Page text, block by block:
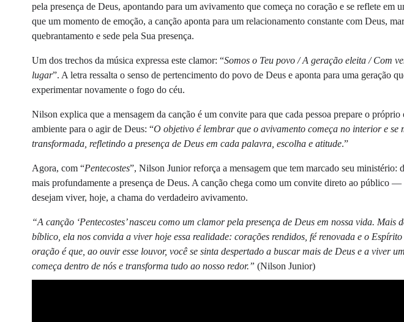
pela presença de Deus, apontando para um avivamento que começa no coração e se reflete em
que um momento de emoção, a canção aponta para um relacionamento constante com Deus,
quebrantamento e sede pela Sua presença.
Um dos trechos da música expressa este clamor: “Somos o Teu povo / A geração eleita / Com
lugar”. A letra ressalta o senso de pertencimento do povo de Deus e aponta para uma geração
experimentar novamente o fogo do céu.
Nilson explica que a mensagem da canção é um convite para que cada pessoa prepare o
ambiente para o agir de Deus: “O objetivo é lembrar que o avivamento começa no interior e se
transformada, refletindo a presença de Deus em cada palavra, escolha e atitude.”
Agora, com “Pentecostes”, Nilson Junior reforça a mensagem que tem marcado seu ministério:
mais profundamente a presença de Deus. A canção chega como um convite direto ao público —
desejam viver, hoje, a chama do verdadeiro avivamento.
“A canção ‘Pentecostes’ nasceu como um clamor pela presença de Deus em nossa vida.
bíblico, ela nos convida a viver hoje essa realidade: corações rendidos, fé renovada e o
oração é que, ao ouvir esse louvor, você se sinta despertado a buscar mais de Deus e a viver
começa dentro de nós e transforma tudo ao nosso redor.” (Nilson Junior)